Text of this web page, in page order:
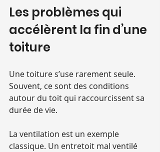
Les problèmes qui
accélèrent la fin d’une
toiture
Une toiture s’use rarement seule.
Souvent, ce sont des conditions
autour du toit qui raccourcissent sa
durée de vie.
La ventilation est un exemple
classique. Un entretoit mal ventilé